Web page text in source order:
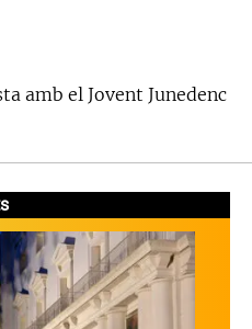
amb el Jovent Junedenc